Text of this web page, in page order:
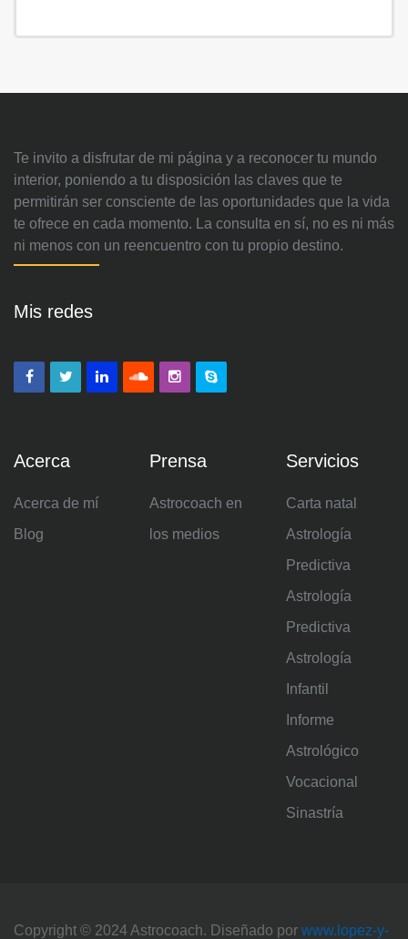
Te invito a disfrutar de mi página y a reconocer tu mundo
interior, poniendo a tu disposición las claves que te
permitirán ser consciente de las oportunidades que la vida
te ofrece en cada momento. La consulta en sí, no es ni más
ni menos con un reencuentro con tu propio destino.
Mis redes
Acerca
Acerca de mí
Blog
Prensa
Astrocoach en
los medios
Servicios
Carta natal
Astrología
Predictiva
Astrología
Predictiva
Astrología
Infantil
Informe
Astrológico
Vocacional
Sinastría
Copyright © 2024 Astrocoach. Diseñado por www.lopez-y-